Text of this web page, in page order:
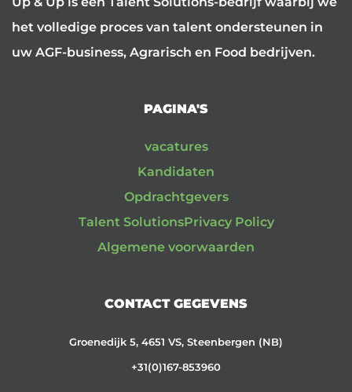
het volledige proces van talent ondersteunen in
uw AGF-business, Agrarisch en Food bedrijven.
PAGINA'S
vacatures
Kandidaten
Opdrachtgevers
Talent SolutionsPrivacy Policy
Algemene voorwaarden
CONTACT GEGEVENS
Groenedijk 5, 4651 VS, Steenbergen (NB)
+31(0)167-853960